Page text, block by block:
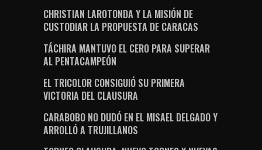
CHRISTIAN LAROTONDA Y LA MISIÓN DE
CUSTODIAR LA PROPUESTA DE CARACAS
TÁCHIRA MANTUVO EL CERO PARA SUPERAR
AL PENTACAMPEÓN
EL TRICOLOR CONSIGUIÓ SU PRIMERA
VICTORIA DEL CLAUSURA
CARABOBO NO DUDÓ EN EL MISAEL DELGADO Y
ARROLLÓ A TRUJILLANOS